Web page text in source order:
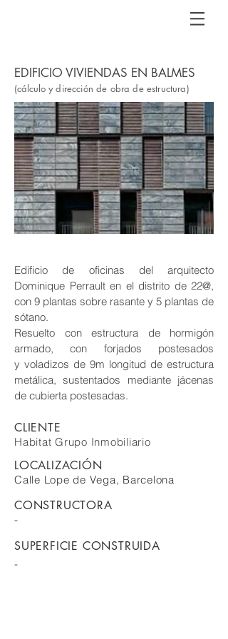
EDIFICIO VIVIENDAS EN BALMES
(cálculo y dirección de obra de estructura)
Edificio de oficinas del arquitecto
Dominique Perrault en el distrito de 22@,
con 9 plantas sobre rasante y 5 plantas de
sótano.
Resuelto con estructura de hormigón
armado, con forjados postesados
y voladizos de 9m longitud de estructura
metálica, sustentados mediante jácenas
de cubierta postesadas.
CLIENTE
Habitat Grupo Inmobiliario
LOCALIZACIÓN
Calle Lope de Vega, Barcelona
-
CONSTRUCTORA
SUPERFICIE CONSTRUIDA
-